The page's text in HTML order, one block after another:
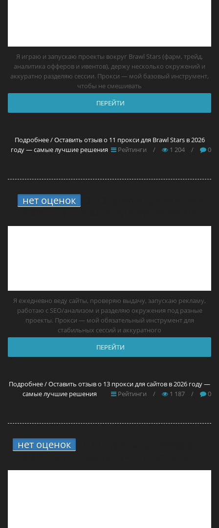
Я играю и запускаю проекты вокруг Brawl Stars (фарм, трейд,
аналитика офферов и ивентов), держу несколько окружений и
аккуратно разделяю сессии. Прокси — мой базовый инструмент,
чтобы не смешивать
ПЕРЕЙТИ
Подробнее / Оставить отзыв о 11 прокси для Brawl Stars в 2026
году — самые лучшие решения
Рейтинги / 1 204 / 0
нет оценок
Я ежедневно веду сайты, проверяю выдачу, запускаю рекламу,
работаю с SEO/анализом и разделяю окружения под разные
проекты. Прокси — мой обязательный инструмент для
стабильных сессий и аккуратного
ПЕРЕЙТИ
Подробнее / Оставить отзыв о 13 прокси для сайтов в 2026 году —
самые лучшие решения
Рейтинги / 1 187 / 0
нет оценок